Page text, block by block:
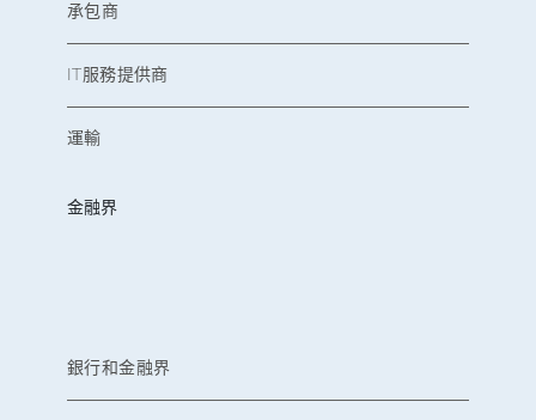
承包商
IT服務提供商
運輸
金融界
銀行和金融界